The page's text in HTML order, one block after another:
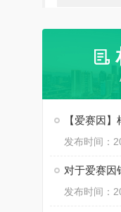
【爱赛因
发布时间：
发布时间：